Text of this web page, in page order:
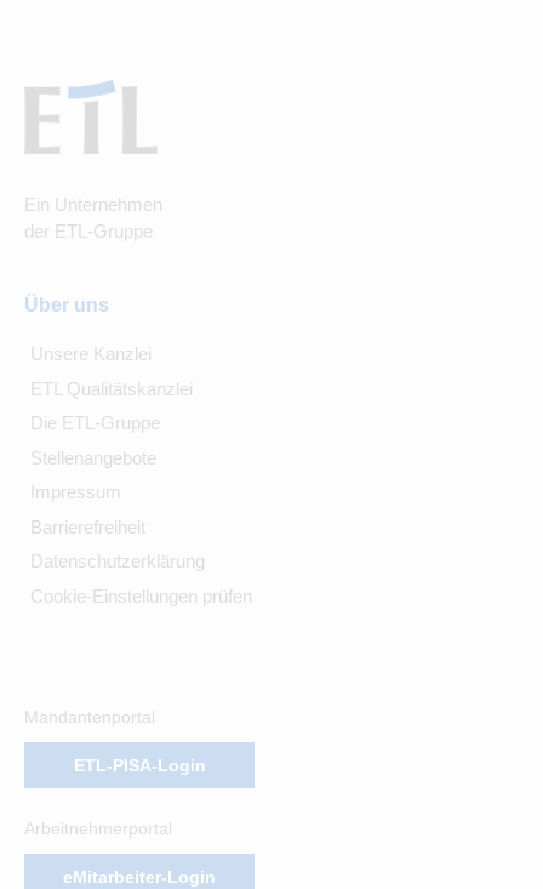
Ein Unternehmen
der ETL-Gruppe
Über uns
Unsere Kanzlei
ETL Qualitätskanzlei
Die ETL-Gruppe
Stellenangebote
Impressum
Barrierefreiheit
Datenschutzerklärung
Cookie-Einstellungen prüfen
Mandantenportal
ETL-PISA-Login
Arbeitnehmerportal
eMitarbeiter-Login